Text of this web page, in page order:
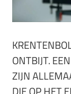
ONTBIJT.
ZIJN